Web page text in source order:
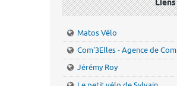
Liens
Matos Vélo
Com'3Elles - Agence de
Jérémy Roy